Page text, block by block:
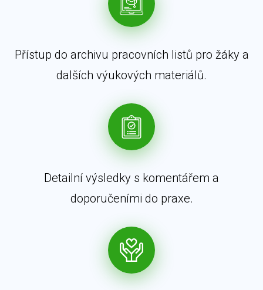
Přístup do archivu pracovních listů pro žáky a
dalších výukových materiálů.
Detailní výsledky s komentářem a
doporučeními do praxe.